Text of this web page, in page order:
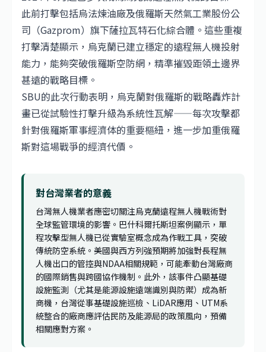
此前打擊包括烏法煉油廠及俄羅斯天然氣工業股份公
司（Gazprom）旗下薩拉瓦特石化綜合體。這些重複
打擊清楚顯示，烏克蘭已建立穩定的遠程無人機投射
能力，能夠突破俄羅斯空防網，精準摧毀距領土邊界
甚遠的戰略目標。
SBU的此次行動表明，烏克蘭對俄羅斯的戰略轟炸計
畫已從試驗性打擊升級為系統性瓦解——每次攻擊都
針對俄羅斯軍事經濟体的重要樞紐，進一步加重俄羅
斯對這場戰爭的經濟代價。
對台灣業者的意義
台灣無人機業者應密切關注烏克蘭遠程無人機戰術對
全球監管環境的影響。巴什科爾托斯坦案例顯示，單
程攻擊型無人機已從實驗室概念成為作戰工具，突破
傳統防空系統。美國與西方列強預期將加強對長程無
人機出口的管控與NDAA相關規範，可能牽動台灣廠商
的國際銷售與跨國協作機制。此外，該事件凸顯基礎
設施監測（尤其是能源設施遠端識別與防禦）成為新
商機，台灣從事基礎設施巡檢、LiDAR應用、UTM系
統整合的廠商應評估民防及能源局的政策風向，預備
相關應對方案。